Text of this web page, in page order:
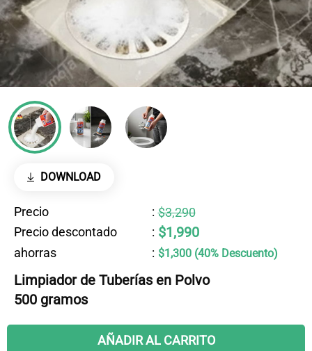
DOWNLOAD
Precio : $3,290
Precio descontado
: $1,990
ahorras : $1,300 (40% Descuento)
Limpiador de Tuberías en Polvo
500 gramos
AÑADIR AL CARRITO